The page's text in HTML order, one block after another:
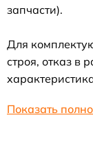
запчасти).
Для
строя, отказ в
Показать